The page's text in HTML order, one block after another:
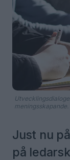
meningsskapande.
Just nu
på